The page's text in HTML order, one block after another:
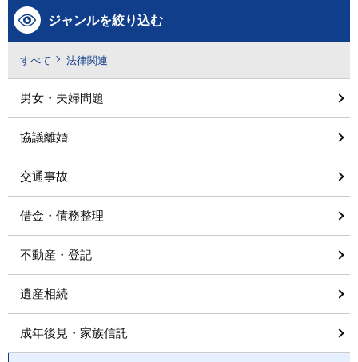
ジャンルを絞り込む
すべて 法律関連
男女・夫婦問題
協議離婚
交通事故
借金・債務整理
不動産・登記
遺産相続
成年後見・家族信託